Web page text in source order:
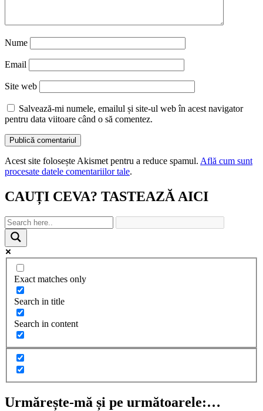
Nume
Email
Site web
Salvează-mi numele, emailul și site-ul web în acest navigator
pentru data viitoare când o să comentez.
Acest site folosește Akismet pentru a reduce spamul. Află cum sunt
procesate datele comentariilor tale.
CAUȚI CEVA? TASTEAZĂ AICI
Exact matches only
Search in title
Search in content
Urmărește-mă și pe următoarele:…